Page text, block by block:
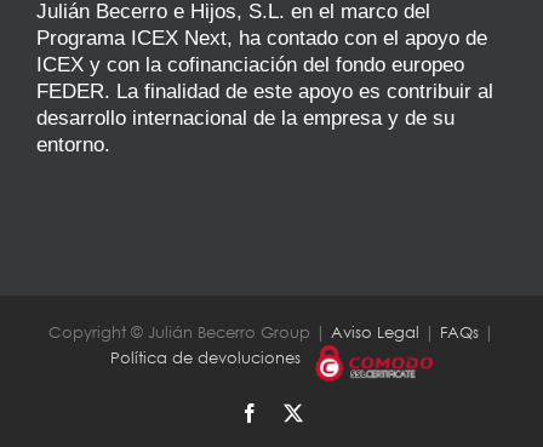
Julián Becerro e Hijos, S.L. en el marco del
Programa ICEX Next, ha contado con el apoyo de
ICEX y con la cofinanciación del fondo europeo
FEDER. La finalidad de este apoyo es contribuir al
desarrollo internacional de la empresa y de su
entorno.
Copyright © Julián Becerro Group | Aviso Legal | FAQs |
Política de devoluciones
Facebook